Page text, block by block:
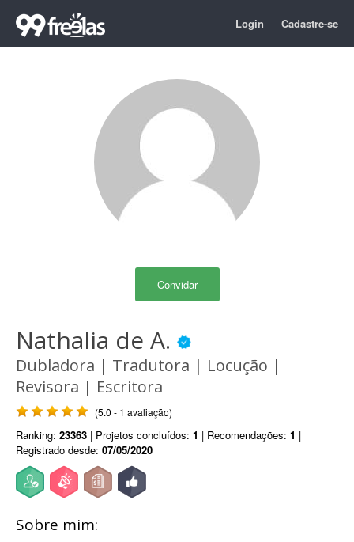
Login Cadastre-se
Convidar
Nathalia de A.
Dubladora | Tradutora | Locução |
Revisora | Escritora
(5.0 - 1 avaliação)
Ranking: 23363 | Projetos concluídos: 1 | Recomendações: 1 |
Registrado desde: 07/05/2020
Sobre mim: